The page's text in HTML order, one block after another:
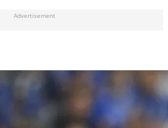
Advertisement